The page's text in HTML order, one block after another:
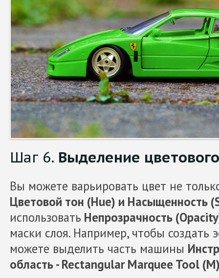
Шаг 6. Выделение
Вы можете варьировать цвет не
Цветовой тон (Hue) и Насыщенность
использовать Непрозрачность
маски слоя. Например, чтобы создать
можете выделить часть машины
область - Rectangular Marquee Tool